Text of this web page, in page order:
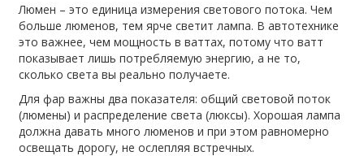
Люмен – это единица измерения светового потока. Чем
больше люменов, тем ярче светит лампа. В автотехнике
это важнее, чем мощность в ваттах, потому что ватт
показывает лишь потребляемую энергию, а не то,
сколько света вы реально получаете.
Для фар важны два показателя: общий световой поток
(люмены) и распределение света (люксы). Хорошая лампа
должна давать много люменов и при этом равномерно
освещать дорогу, не ослепляя встречных.